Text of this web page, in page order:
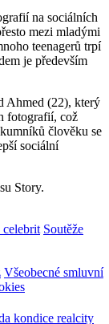
na sociálních
mezi mladými
teenagerů trpí
je především
Ahmed (22), který
fotografií, což
člověku se
sociální
Story.
celebrit Soutěže
Všeobecné smluvní
kondice realcity